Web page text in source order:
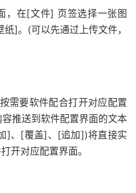
，在[文件] 页签选择一张图
]。(可以先通过上传文件，
需要软件配合打开对应配置
推送到软件配置界面的文本
]、[覆盖]、[追加])将直接实
开对应配置界面。